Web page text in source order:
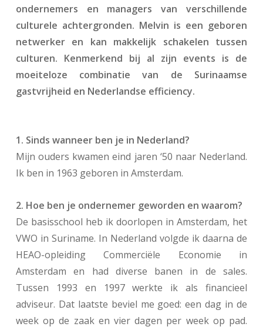
ondernemers en managers van verschillende
culturele achtergronden. Melvin is een geboren
netwerker en kan makkelijk schakelen tussen
culturen. Kenmerkend bij al zijn events is de
moeiteloze combinatie van de Surinaamse
gastvrijheid en Nederlandse efficiency.
1. Sinds wanneer ben je in Nederland?
Mijn ouders kwamen eind jaren ‘50 naar Nederland.
Ik ben in 1963 geboren in Amsterdam.
2. Hoe ben je ondernemer geworden en waarom?
De basisschool heb ik doorlopen in Amsterdam, het
VWO in Suriname. In Nederland volgde ik daarna de
HEAO-opleiding Commerciële Economie in
Amsterdam en had diverse banen in de sales.
Tussen 1993 en 1997 werkte ik als financieel
adviseur. Dat laatste beviel me goed: een dag in de
week op de zaak en vier dagen per week op pad.